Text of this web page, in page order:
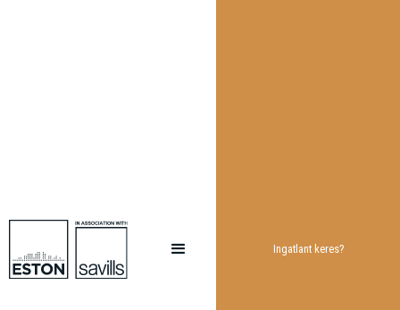
Ingatlant keres?